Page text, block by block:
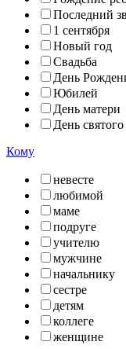
Последний
1 сентября
Новый год
Свадьба
День
Юбилей
День матери
День
Кому
невесте
любимой
маме
подруге
учителю
мужчине
начальнику
сестре
детям
коллеге
женщине